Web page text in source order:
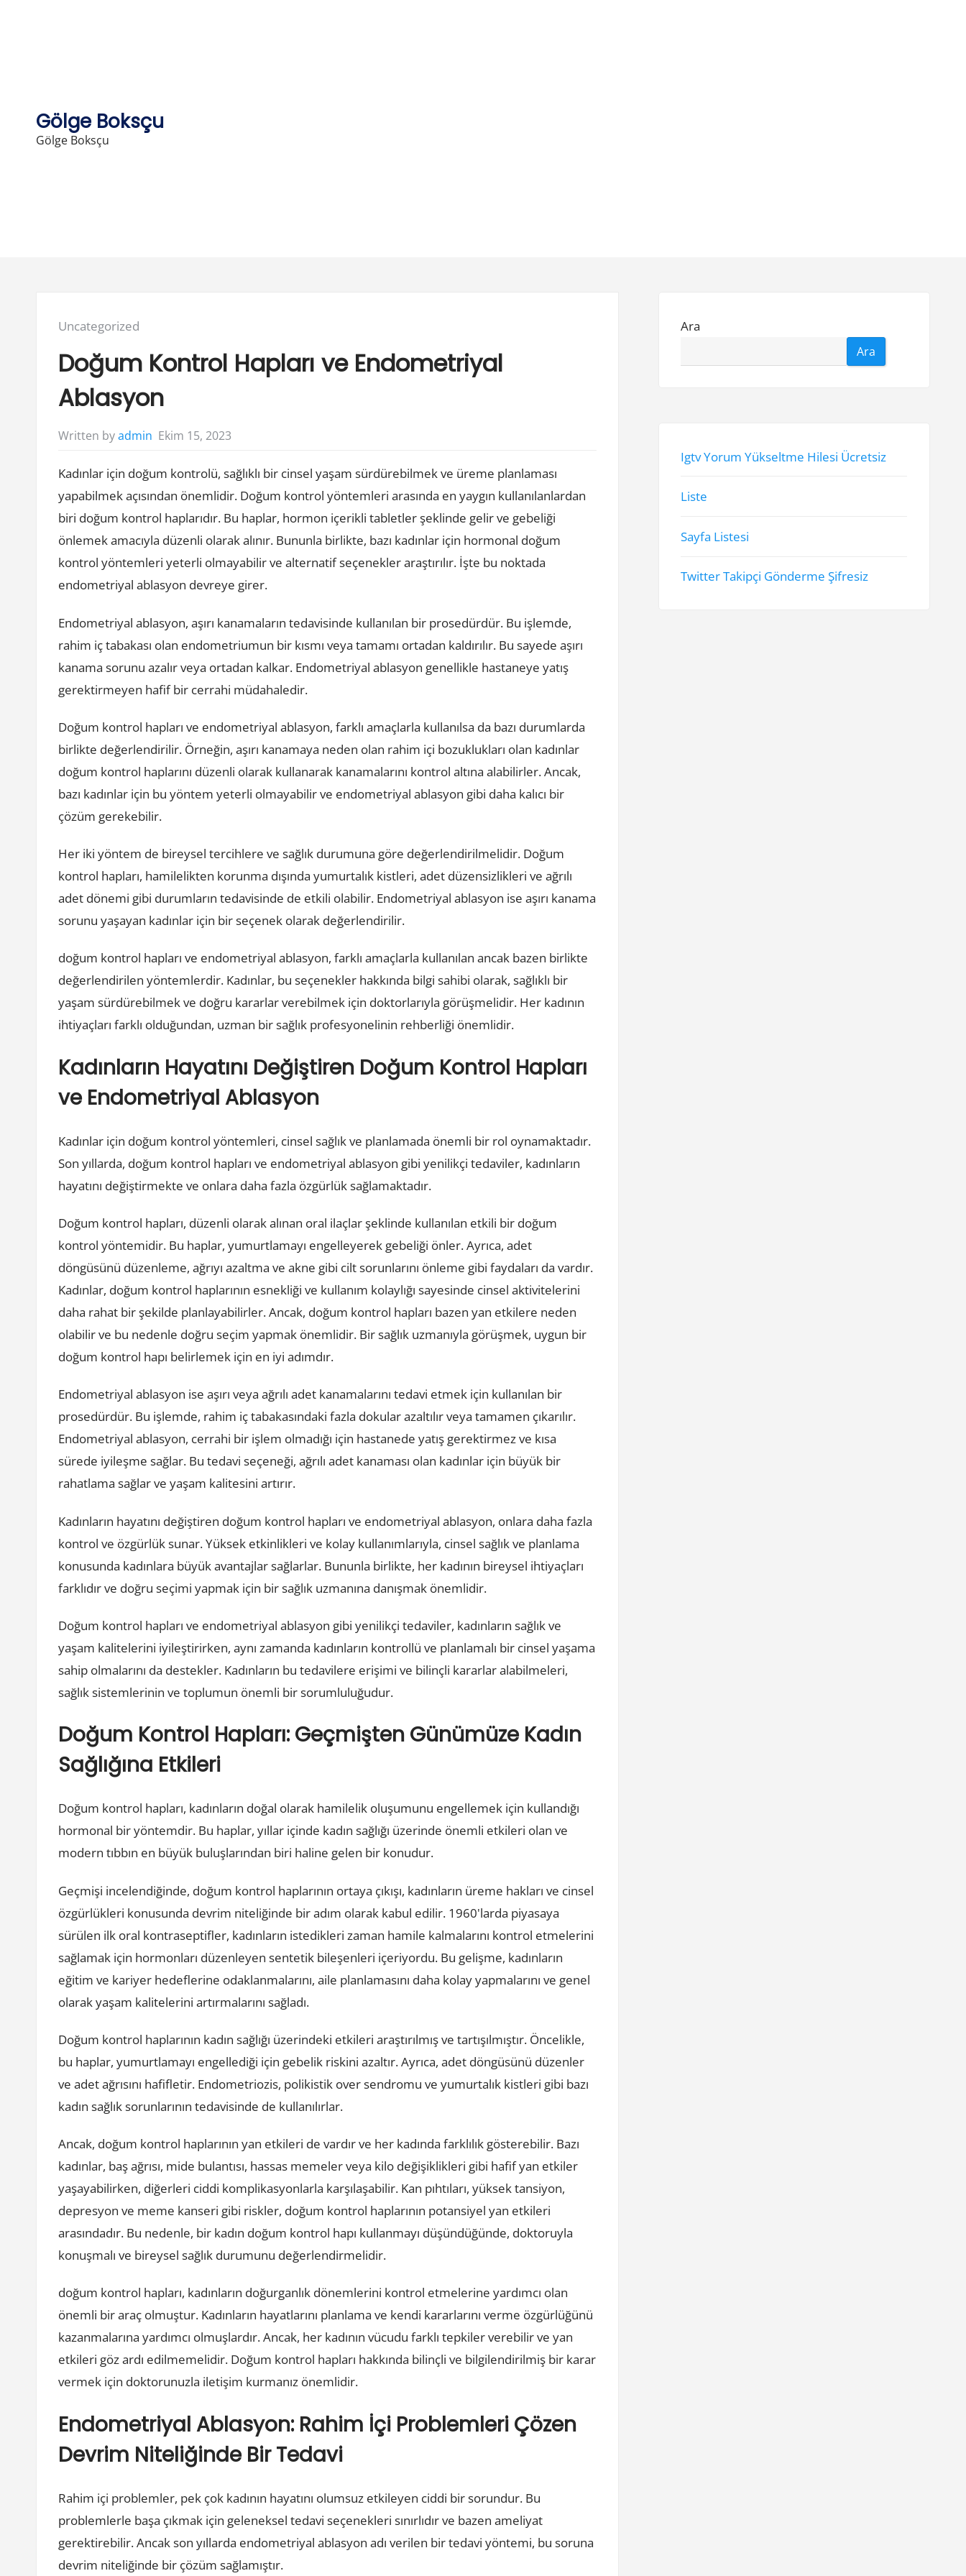
Gölge Boksçu
Gölge Boksçu
Posted
Uncategorized
Doğum Kontrol Hapları ve Endometriyal
Ablasyon
Written byadmin Ekim 15, 2023
Kadınlar için doğum kontrolü, sağlıklı bir cinsel yaşam sürdürebilmek ve üreme planlaması
yapabilmek açısından önemlidir. Doğum kontrol yöntemleri arasında en yaygın kullanılanlardan
biri doğum kontrol haplarıdır. Bu haplar, hormon içerikli tabletler şeklinde gelir ve gebeliği
önlemek amacıyla düzenli olarak alınır. Bununla birlikte, bazı kadınlar için hormonal doğum
kontrol yöntemleri yeterli olmayabilir ve alternatif seçenekler araştırılır. İşte bu noktada
endometriyal ablasyon devreye girer.
Endometriyal ablasyon, aşırı kanamaların tedavisinde kullanılan bir prosedürdür. Bu işlemde,
rahim iç tabakası olan endometriumun bir kısmı veya tamamı ortadan kaldırılır. Bu sayede aşırı
kanama sorunu azalır veya ortadan kalkar. Endometriyal ablasyon genellikle hastaneye yatış
gerektirmeyen hafif bir cerrahi müdahaledir.
Doğum kontrol hapları ve endometriyal ablasyon, farklı amaçlarla kullanılsa da bazı durumlarda
birlikte değerlendirilir. Örneğin, aşırı kanamaya neden olan rahim içi bozuklukları olan kadınlar
doğum kontrol haplarını düzenli olarak kullanarak kanamalarını kontrol altına alabilirler. Ancak,
bazı kadınlar için bu yöntem yeterli olmayabilir ve endometriyal ablasyon gibi daha kalıcı bir
çözüm gerekebilir.
Her iki yöntem de bireysel tercihlere ve sağlık durumuna göre değerlendirilmelidir. Doğum
kontrol hapları, hamilelikten korunma dışında yumurtalık kistleri, adet düzensizlikleri ve ağrılı
adet dönemi gibi durumların tedavisinde de etkili olabilir. Endometriyal ablasyon ise aşırı kanama
sorunu yaşayan kadınlar için bir seçenek olarak değerlendirilir.
doğum kontrol hapları ve endometriyal ablasyon, farklı amaçlarla kullanılan ancak bazen birlikte
değerlendirilen yöntemlerdir. Kadınlar, bu seçenekler hakkında bilgi sahibi olarak, sağlıklı bir
yaşam sürdürebilmek ve doğru kararlar verebilmek için doktorlarıyla görüşmelidir. Her kadının
ihtiyaçları farklı olduğundan, uzman bir sağlık profesyonelinin rehberliği önemlidir.
Kadınların Hayatını Değiştiren Doğum Kontrol Hapları
ve Endometriyal Ablasyon
Kadınlar için doğum kontrol yöntemleri, cinsel sağlık ve planlamada önemli bir rol oynamaktadır.
Son yıllarda, doğum kontrol hapları ve endometriyal ablasyon gibi yenilikçi tedaviler, kadınların
hayatını değiştirmekte ve onlara daha fazla özgürlük sağlamaktadır.
Doğum kontrol hapları, düzenli olarak alınan oral ilaçlar şeklinde kullanılan etkili bir doğum
kontrol yöntemidir. Bu haplar, yumurtlamayı engelleyerek gebeliği önler. Ayrıca, adet
döngüsünü düzenleme, ağrıyı azaltma ve akne gibi cilt sorunlarını önleme gibi faydaları da vardır.
Kadınlar, doğum kontrol haplarının esnekliği ve kullanım kolaylığı sayesinde cinsel aktivitelerini
daha rahat bir şekilde planlayabilirler. Ancak, doğum kontrol hapları bazen yan etkilere neden
olabilir ve bu nedenle doğru seçim yapmak önemlidir. Bir sağlık uzmanıyla görüşmek, uygun bir
doğum kontrol hapı belirlemek için en iyi adımdır.
Endometriyal ablasyon ise aşırı veya ağrılı adet kanamalarını tedavi etmek için kullanılan bir
prosedürdür. Bu işlemde, rahim iç tabakasındaki fazla dokular azaltılır veya tamamen çıkarılır.
Endometriyal ablasyon, cerrahi bir işlem olmadığı için hastanede yatış gerektirmez ve kısa
sürede iyileşme sağlar. Bu tedavi seçeneği, ağrılı adet kanaması olan kadınlar için büyük bir
rahatlama sağlar ve yaşam kalitesini artırır.
Kadınların hayatını değiştiren doğum kontrol hapları ve endometriyal ablasyon, onlara daha fazla
kontrol ve özgürlük sunar. Yüksek etkinlikleri ve kolay kullanımlarıyla, cinsel sağlık ve planlama
konusunda kadınlara büyük avantajlar sağlarlar. Bununla birlikte, her kadının bireysel ihtiyaçları
farklıdır ve doğru seçimi yapmak için bir sağlık uzmanına danışmak önemlidir.
Doğum kontrol hapları ve endometriyal ablasyon gibi yenilikçi tedaviler, kadınların sağlık ve
yaşam kalitelerini iyileştirirken, aynı zamanda kadınların kontrollü ve planlamalı bir cinsel yaşama
sahip olmalarını da destekler. Kadınların bu tedavilere erişimi ve bilinçli kararlar alabilmeleri,
sağlık sistemlerinin ve toplumun önemli bir sorumluluğudur.
Doğum Kontrol Hapları: Geçmişten Günümüze Kadın
Sağlığına Etkileri
Doğum kontrol hapları, kadınların doğal olarak hamilelik oluşumunu engellemek için kullandığı
hormonal bir yöntemdir. Bu haplar, yıllar içinde kadın sağlığı üzerinde önemli etkileri olan ve
modern tıbbın en büyük buluşlarından biri haline gelen bir konudur.
Geçmişi incelendiğinde, doğum kontrol haplarının ortaya çıkışı, kadınların üreme hakları ve cinsel
özgürlükleri konusunda devrim niteliğinde bir adım olarak kabul edilir. 1960'larda piyasaya
sürülen ilk oral kontraseptifler, kadınların istedikleri zaman hamile kalmalarını kontrol etmelerini
sağlamak için hormonları düzenleyen sentetik bileşenleri içeriyordu. Bu gelişme, kadınların
eğitim ve kariyer hedeflerine odaklanmalarını, aile planlamasını daha kolay yapmalarını ve genel
olarak yaşam kalitelerini artırmalarını sağladı.
Doğum kontrol haplarının kadın sağlığı üzerindeki etkileri araştırılmış ve tartışılmıştır. Öncelikle,
bu haplar, yumurtlamayı engellediği için gebelik riskini azaltır. Ayrıca, adet döngüsünü düzenler
ve adet ağrısını hafifletir. Endometriozis, polikistik over sendromu ve yumurtalık kistleri gibi bazı
kadın sağlık sorunlarının tedavisinde de kullanılırlar.
Ancak, doğum kontrol haplarının yan etkileri de vardır ve her kadında farklılık gösterebilir. Bazı
kadınlar, baş ağrısı, mide bulantısı, hassas memeler veya kilo değişiklikleri gibi hafif yan etkiler
yaşayabilirken, diğerleri ciddi komplikasyonlarla karşılaşabilir. Kan pıhtıları, yüksek tansiyon,
depresyon ve meme kanseri gibi riskler, doğum kontrol haplarının potansiyel yan etkileri
arasındadır. Bu nedenle, bir kadın doğum kontrol hapı kullanmayı düşündüğünde, doktoruyla
konuşmalı ve bireysel sağlık durumunu değerlendirmelidir.
doğum kontrol hapları, kadınların doğurganlık dönemlerini kontrol etmelerine yardımcı olan
önemli bir araç olmuştur. Kadınların hayatlarını planlama ve kendi kararlarını verme özgürlüğünü
kazanmalarına yardımcı olmuşlardır. Ancak, her kadının vücudu farklı tepkiler verebilir ve yan
etkileri göz ardı edilmemelidir. Doğum kontrol hapları hakkında bilinçli ve bilgilendirilmiş bir karar
vermek için doktorunuzla iletişim kurmanız önemlidir.
Endometriyal Ablasyon: Rahim İçi Problemleri Çözen
Devrim Niteliğinde Bir Tedavi
Rahim içi problemler, pek çok kadının hayatını olumsuz etkileyen ciddi bir sorundur. Bu
problemlerle başa çıkmak için geleneksel tedavi seçenekleri sınırlıdır ve bazen ameliyat
gerektirebilir. Ancak son yıllarda endometriyal ablasyon adı verilen bir tedavi yöntemi, bu soruna
devrim niteliğinde bir çözüm sağlamıştır.
Ara
Ara
Igtv Yorum Yükseltme Hilesi Ücretsiz
Liste
Sayfa Listesi
Twitter Takipçi Gönderme Şifresiz